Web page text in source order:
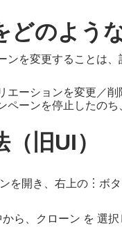
どのよう
ンを変更することは
エーションを変更／
ペーンを停止したの
旧UI）
を開き、右上の︙ボ
ら、クローン を 選択